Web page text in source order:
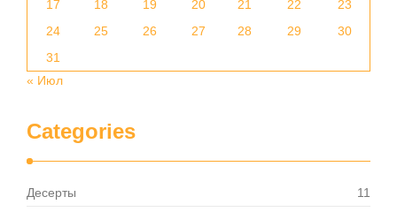
17
18 19 20 21 22
23
24
25 26 27 28 29
30
31
« Июл
Categories
Десерты
11